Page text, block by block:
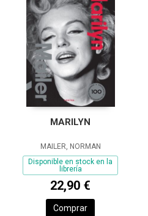
MARILYN
MAILER, NORMAN
Disponible en stock en la
librería
22,90 €
Comprar